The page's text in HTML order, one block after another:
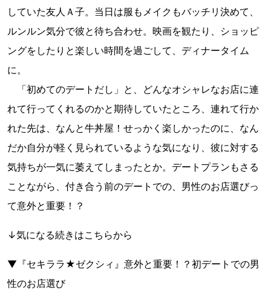
していた友人Ａ子。当日は服もメイクもバッチリ決めて、
ルンルン気分で彼と待ち合わせ。映画を観たり、ショッピ
ングをしたりと楽しい時間を過ごして、ディナータイム
に。
「初めてのデートだし」と、どんなオシャレなお店に連
れて行ってくれるのかと期待していたところ、連れて行か
れた先は、なんと牛丼屋！せっかく楽しかったのに、なん
だか自分が軽く見られているような気になり、彼に対する
気持ちが一気に萎えてしまったとか。デートプランもさる
ことながら、付き合う前のデートでの、男性のお店選びっ
て意外と重要！？
↓気になる続きはこちらから
▼『セキララ★ゼクシィ』意外と重要！？初デートでの男
性のお店選び